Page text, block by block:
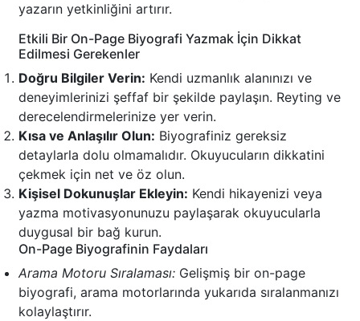
yazarın yetkinliğini artırır.
Etkili Bir On-Page Biyografi Yazmak İçin Dikkat
Edilmesi Gerekenler
Doğru Bilgiler Verin: Kendi uzmanlık alanınızı ve
deneyimlerinizi şeffaf bir şekilde paylaşın. Reyting ve
derecelendirmelerinize yer verin.
Kısa ve Anlaşılır Olun: Biyografiniz gereksiz
detaylarla dolu olmamalıdır. Okuyucuların dikkatini
çekmek için net ve öz olun.
Kişisel Dokunuşlar Ekleyin: Kendi hikayenizi veya
yazma motivasyonunuzu paylaşarak okuyucularla
duygusal bir bağ kurun.
On-Page Biyografinin Faydaları
Arama Motoru Sıralaması: Gelişmiş bir on-page
biyografi, arama motorlarında yukarıda sıralanmanızı
kolaylaştırır.